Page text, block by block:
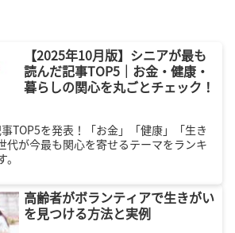
【2025年10月版】シニアが最も
読んだ記事TOP5｜お金・健康・
暮らしの関心を丸ごとチェック！
TOP5を発表！「お金」「健康」「生き
代が今最も関心を寄せるテーマをランキ
高齢者がボランティアで生きがい
を見つける方法と実例